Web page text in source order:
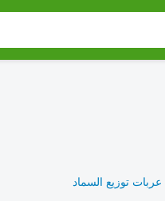
عربات توزيع السماد